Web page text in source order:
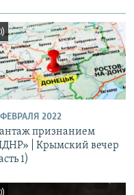
ФЕВРАЛЯ 2022
признанием
| Крымский вечер
1)